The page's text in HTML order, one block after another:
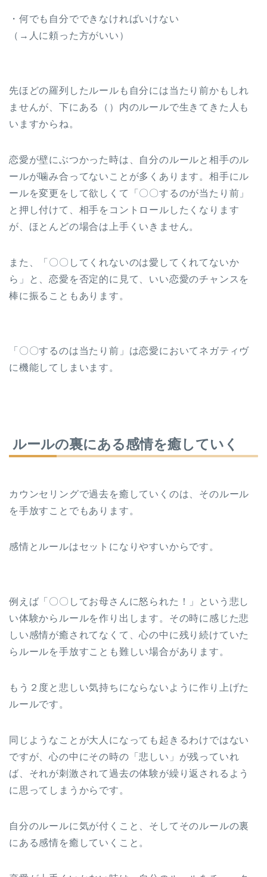
・何でも自分でできなければいけない
（→人に頼った方がいい）
先ほどの羅列したルールも自分には当たり前かもしれ
ませんが、下にある（）内のルールで生きてきた人も
いますからね。
恋愛が壁にぶつかった時は、自分のルールと相手のル
ールが噛み合ってないことが多くあります。相手にル
ールを変更をして欲しくて「〇〇するのが当たり前」
と押し付けて、相手をコントロールしたくなります
が、ほとんどの場合は上手くいきません。
また、「〇〇してくれないのは愛してくれてないか
ら」と、恋愛を否定的に見て、いい恋愛のチャンスを
棒に振ることもあります。
「〇〇するのは当たり前」は恋愛においてネガティヴ
に機能してしまいます。
ルールの裏にある感情を癒していく
カウンセリングで過去を癒していくのは、そのルール
を手放すことでもあります。
感情とルールはセットになりやすいからです。
例えば「〇〇してお母さんに怒られた！」という悲し
い体験からルールを作り出します。その時に感じた悲
しい感情が癒されてなくて、心の中に残り続けていた
らルールを手放すことも難しい場合があります。
もう２度と悲しい気持ちにならないように作り上げた
ルールです。
同じようなことが大人になっても起きるわけではない
ですが、心の中にその時の「悲しい」が残っていれ
ば、それが刺激されて過去の体験が繰り返されるよう
に思ってしまうからです。
自分のルールに気が付くこと、そしてそのルールの裏
にある感情を癒していくこと。